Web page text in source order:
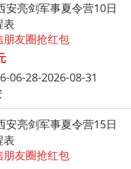
安亮剑军事夏令营10日
表
朋友圈抢红包
06-28-2026-08-31
安亮剑军事夏令营15日
表
朋友圈抢红包